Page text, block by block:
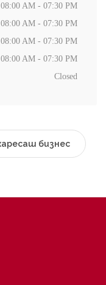
08:00 AM - 07:30 PM
08:00 AM - 07:30 PM
08:00 AM - 07:30 PM
08:00 AM - 07:30 PM
Closed
бизнес